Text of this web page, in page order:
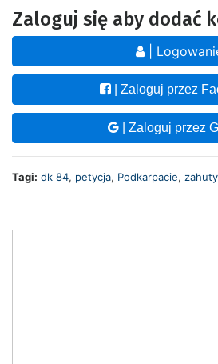
Zaloguj się aby dodać
|
| Zaloguj przez
| Zaloguj przez
Tagi: dk 84, petycja, Podkarpacie,